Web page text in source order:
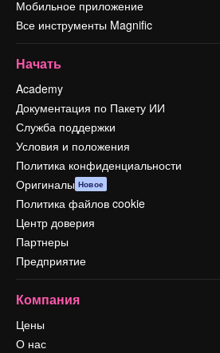
Мобильное приложение
Все инструменты Magnific
Начать
Academy
Документация по Пакету ИИ
Служба поддержки
Условия и положения
Политика конфиденциальности
Оригиналы Новое
Политика файлов cookie
Центр доверия
Партнеры
Предприятие
Компания
Цены
О нас